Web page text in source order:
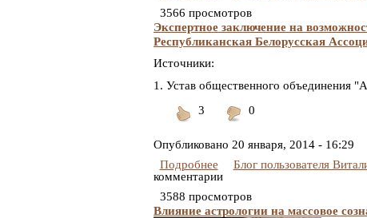
3566 просмотров
Экспертное заключение на
Республиканская Белорусская
Источники:
1. Устав общественного объединения
3
понравилось
0
Опубликовано 20 января, 2014 - 16:29
Подробнее
Блог пользователя
комментарии
3588 просмотров
Влияние астрологии на массовое